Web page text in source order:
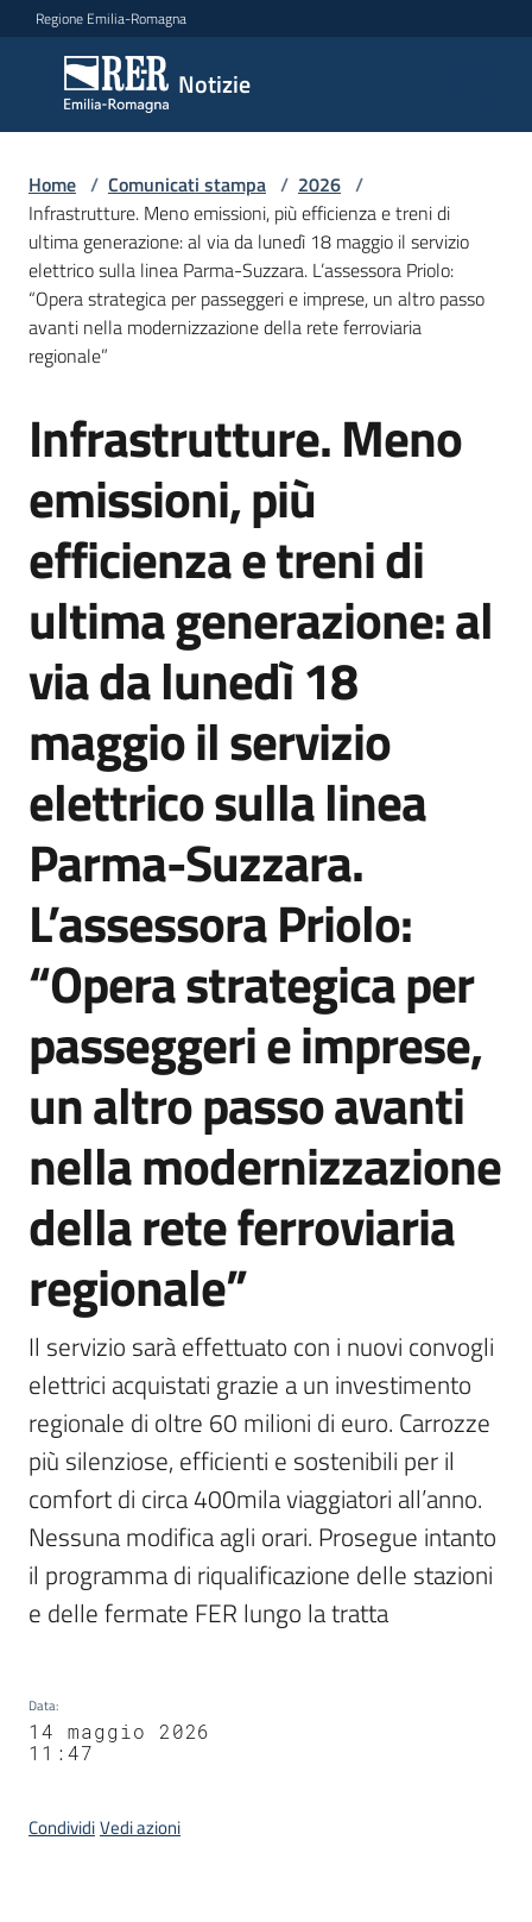
Vai al contenuto
Vai alla navigazione
Vai al footer
Regione Emilia-Romagna
Notizie
Notizie
Comunicati
stampa
Menu selezionato
Cerca
un
comunicato
Agenzia
di
informazione
e
comunicazione
Seguici
su
Home / Comunicati stampa / 2026 /
Infrastrutture. Meno emissioni, più efficienza e treni di
ultima generazione: al via da lunedì 18 maggio il servizio
elettrico sulla linea Parma-Suzzara. L’assessora Priolo:
“Opera strategica per passeggeri e imprese, un altro passo
avanti nella modernizzazione della rete ferroviaria
regionale”
Salta al contenuto
Infrastrutture. Meno
emissioni, più
efficienza e treni di
ultima generazione: al
via da lunedì 18
maggio il servizio
elettrico sulla linea
Parma-Suzzara.
L’assessora Priolo:
“Opera strategica per
passeggeri e imprese,
un altro passo avanti
nella modernizzazione
della rete ferroviaria
regionale”
Il servizio sarà effettuato con i nuovi convogli
elettrici acquistati grazie a un investimento
regionale di oltre 60 milioni di euro. Carrozze
più silenziose, efficienti e sostenibili per il
comfort di circa 400mila viaggiatori all’anno.
Nessuna modifica agli orari. Prosegue intanto
il programma di riqualificazione delle stazioni
e delle fermate FER lungo la tratta
Data:
14 maggio 2026
11:47
CondividiVedi azioni